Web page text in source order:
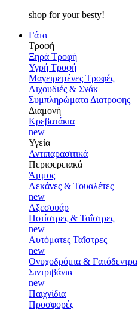
shop for your besty!
Γάτα
Τροφή
Ξηρά Τροφή
Υγρή Τροφή
Μαγειρεμένες Τροφές
Λιχουδιές & Σνάκ
Συμπληρώματα Διατροφης
Διαμονή
Κρεβατάκια
new
Υγεία
Αντιπαρασιτικά
Περιφερειακά
Άμμος
Λεκάνες & Τουαλέτες
new
Αξεσουάρ
Ποτίστρες & Ταΐστρες
new
Αυτόματες Ταΐστρες
new
Ονυχοδρόμια & Γατόδεντρα
Σιντριβάνια
new
Παιχνίδια
Προσφορές